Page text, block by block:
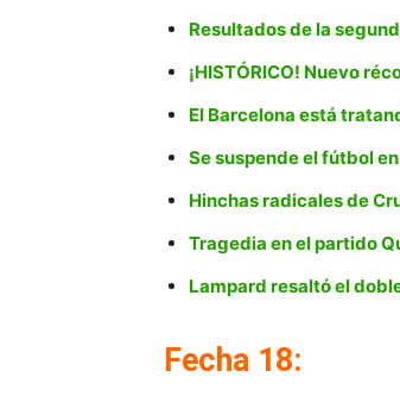
Resultados de la
¡HISTÓRICO! Nuevo
El Barcelona está
Se suspende el fútbol
Hinchas radicales de
Tragedia en el partido
Lampard resaltó el
Fecha 18: